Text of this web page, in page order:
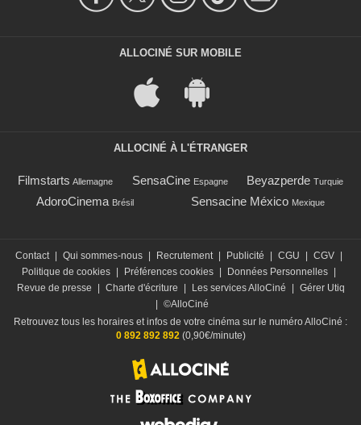
ALLOCINÉ SUR MOBILE
ALLOCINÉ À L'ÉTRANGER
Filmstarts Allemagne SensaCine Espagne Beyazperde Turquie
AdoroCinema Brésil Sensacine México Mexique
Contact | Qui sommes-nous | Recrutement | Publicité | CGU | CGV |
Politique de cookies | Préférences cookies | Données Personnelles |
Revue de presse
| Charte d'écriture | Les services AlloCiné | Gérer Utiq
| ©AlloCiné
Retrouvez tous les horaires et infos de votre cinéma sur le numéro AlloCiné :
0 892 892 892(0,90€/minute)